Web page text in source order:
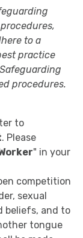
to a
practice
procedures.
to
. Please
" in your
competition
sexual
beliefs, and to
tongue